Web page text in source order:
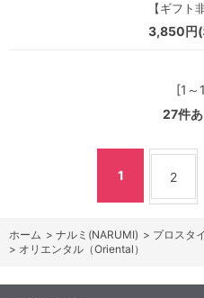
【ギフト
3,850円(
[1～
27件
1 2
ホーム > ナルミ(NARUMI) > プロスタ
> オリエンタル（Oriental）